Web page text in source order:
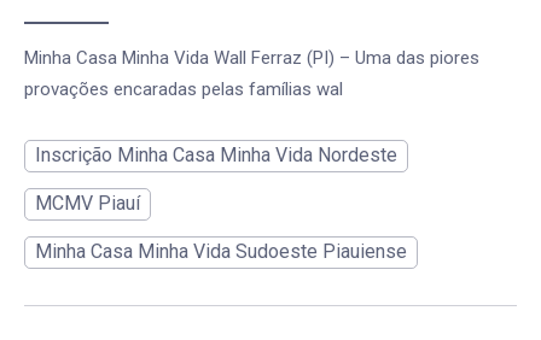
Minha Casa Minha Vida Wall Ferraz (PI) – Uma das piores
provações encaradas pelas famílias wal
Inscrição Minha Casa Minha Vida Nordeste
MCMV Piauí
Minha Casa Minha Vida Sudoeste Piauiense